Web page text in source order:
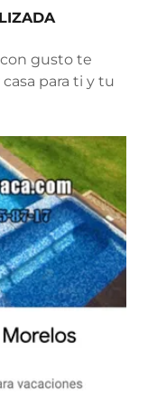
gusto te
para ti y tu